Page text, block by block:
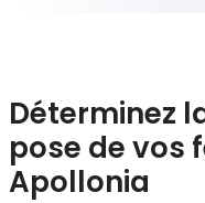
Déterminez
pose de vos
Apollonia